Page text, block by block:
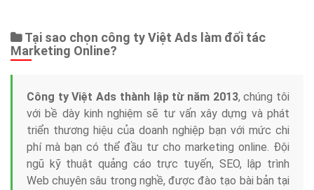
Tại sao chọn công ty Việt Ads làm đối tác
Marketing Online?
Công ty Việt Ads thành lập từ năm 2013, chúng tôi
với bề dày kinh nghiệm sẽ tư vấn xây dựng và phát
triển thương hiệu của doanh nghiệp bạn với mức chi
phí mà bạn có thể đầu tư cho marketing online. Đội
ngũ kỹ thuật quảng cáo trực tuyến, SEO, lập trình
Web chuyên sâu trong nghề, được đào tạo bài bản tại